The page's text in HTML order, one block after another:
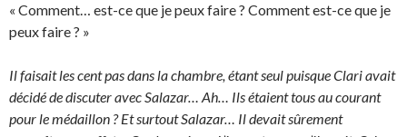
« Comment… est-ce que je peux faire ? Comment est-ce que je
peux faire ? »
Il faisait les cent pas dans la chambre, étant seul puisque Clari avait
décidé de discuter avec Salazar… Ah… Ils étaient tous au courant
pour le médaillon ? Et surtout Salazar… Il devait sûrement